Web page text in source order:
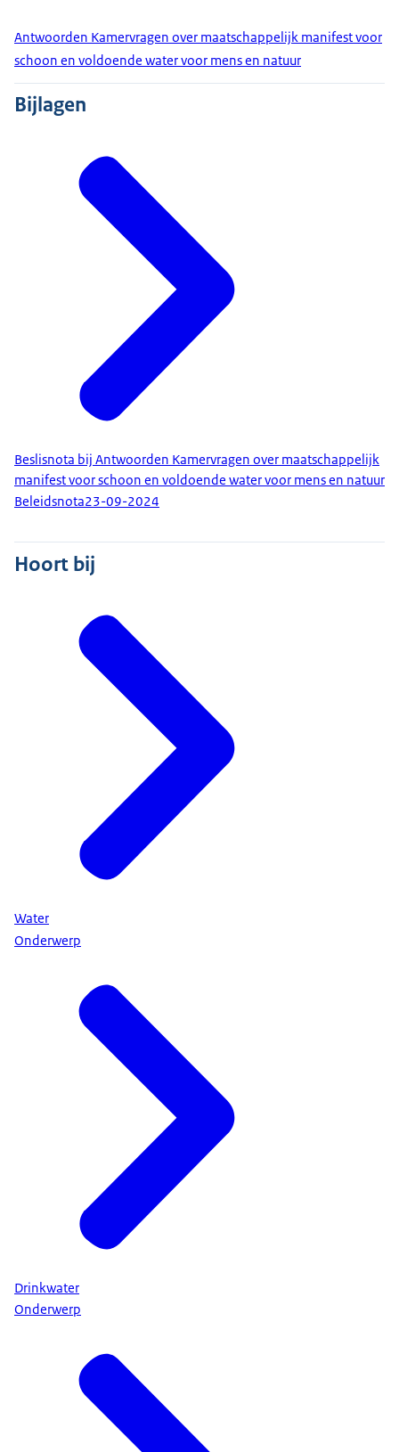
Antwoorden Kamervragen over maatschappelijk manifest voor
schoon en voldoende water voor mens en natuur
Bijlagen
Beslisnota bij Antwoorden Kamervragen over maatschappelijk
manifest voor schoon en voldoende water voor mens en natuur
Beleidsnota23-09-2024
Hoort bij
Water
Onderwerp
Drinkwater
Onderwerp